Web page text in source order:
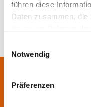
führen diese
Daten zusammen, die
Notwendig
Präferenzen
Über uns